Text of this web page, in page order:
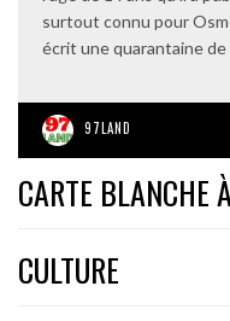
surtout connu pour
écrit une quarantaine
97LAND
CARTE BLANCHE
CULTURE